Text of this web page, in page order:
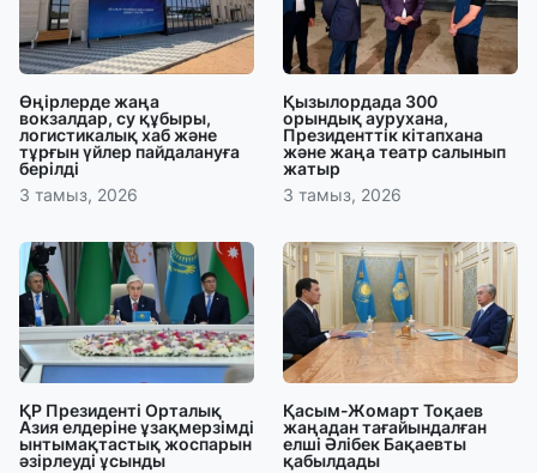
Өңірлерде жаңа
вокзалдар, су құбыры,
логистикалық хаб және
тұрғын үйлер пайдалануға
берілді
3 тамыз, 2026
Қызылордада 300
орындық аурухана,
Президенттік кітапхана
және жаңа театр салынып
жатыр
3 тамыз, 2026
ҚР Президенті Орталық
Азия елдеріне ұзақмерзімді
ынтымақтастық жоспарын
әзірлеуді ұсынды
Қасым-Жомарт Тоқаев
жаңадан тағайындалған
елші Әлібек Бақаевты
қабылдады